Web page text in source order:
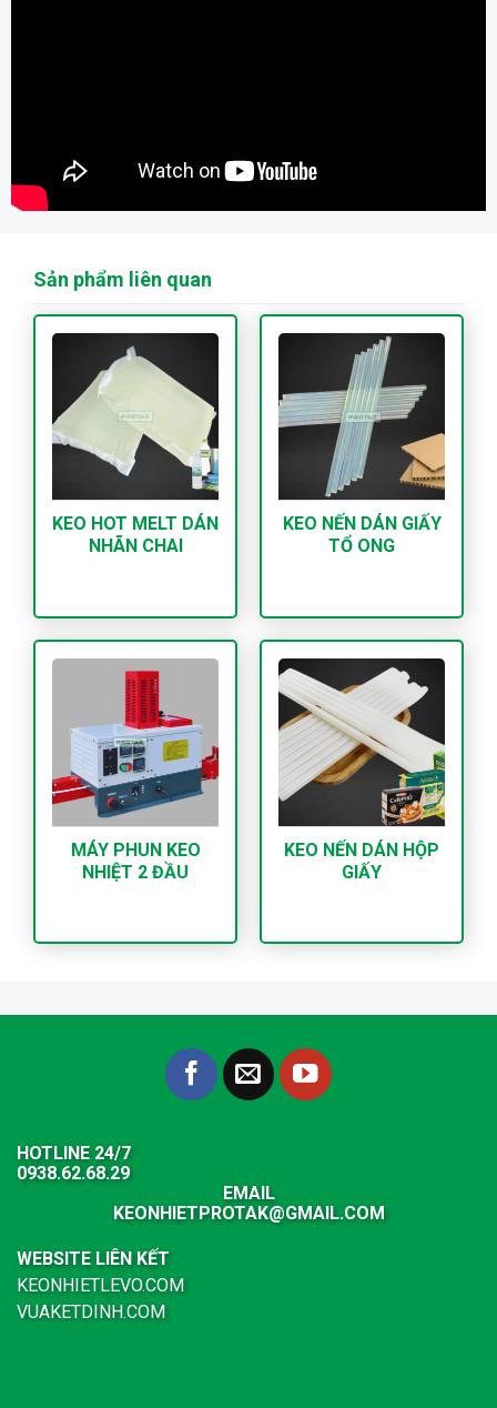
Sản phẩm liên quan
KEO HOT MELT DÁN
NHÃN CHAI
KEO NẾN DÁN GIẤY
TỔ ONG
MÁY PHUN KEO
NHIỆT 2 ĐẦU
KEO NẾN DÁN HỘP
GIẤY
HOTLINE 24/7
0938.62.68.29
EMAIL
KEONHIETPROTAK@GMAIL.COM
WEBSITE LIÊN KẾT
KEONHIETLEVO.COM
VUAKETDINH.COM